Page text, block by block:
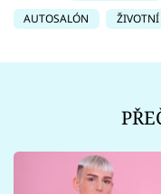
AUTOSALÓN
ŽIVOTNÍ